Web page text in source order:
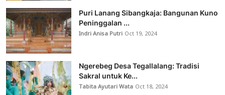
Puri Lanang Sibangkaja: Bangunan Kuno
Peninggalan ...
Indri Anisa Putri Oct 19, 2024
Ngerebeg Desa Tegallalang: Tradisi
Sakral untuk Ke...
Tabita Ayutari Wata Oct 18, 2024